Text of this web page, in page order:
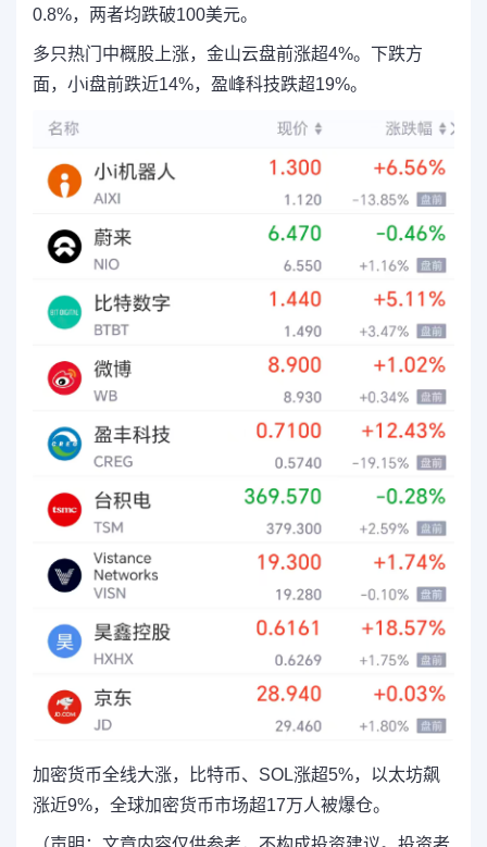
0.8%，两者均跌破100美元。
多只热门中概股上涨，金山云盘前涨超4%。下跌方
面，小i盘前跌近14%，盈峰科技跌超19%。
加密货币全线大涨，比特币、SOL涨超5%，以太坊飙
涨近9%，全球加密货币市场超17万人被爆仓。